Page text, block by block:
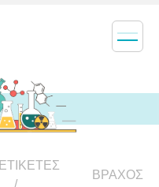
ΕΤΙΚΈΤΕΣ
ΒΡΆΧΟΣ